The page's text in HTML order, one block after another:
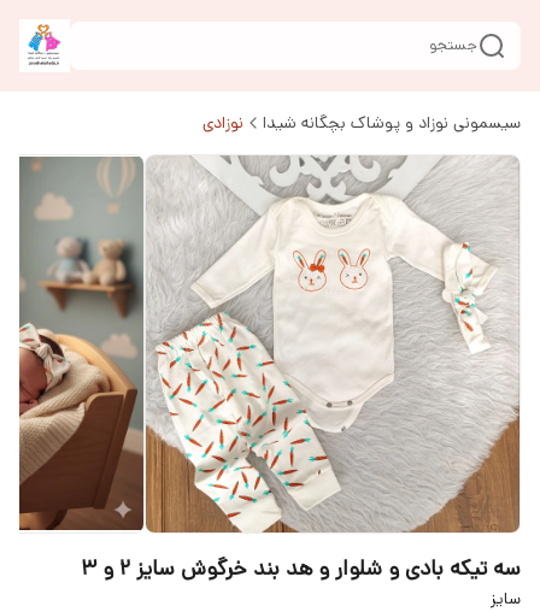
جستجو
سیسمونی نوزاد و پوشاک بچگانه شیدا نوزادی
سه تیکه بادی و شلوار و هد بند خرگوش سایز ۲ و ۳
سایز